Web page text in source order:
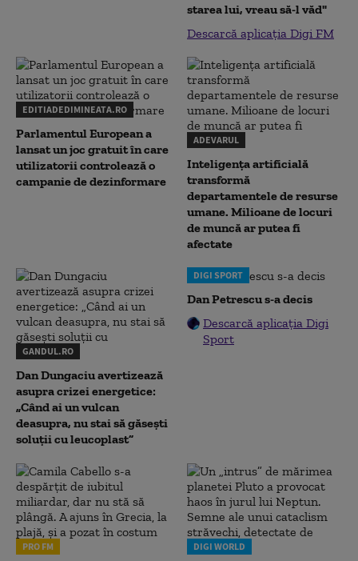
starea lui, vreau să-l văd"
Descarcă aplicația Digi FM
EDITIADEDIMINEATA.RO
Parlamentul European a
lansat un joc gratuit în care
utilizatorii controlează o
campanie de dezinformare
ADEVARUL
Inteligența artificială
transformă
departamentele de resurse
umane. Milioane de locuri
de muncă ar putea fi
afectate
GANDUL.RO
Dan Dungaciu avertizează
asupra crizei energetice:
„Când ai un vulcan
deasupra, nu stai să găsești
soluții cu leucoplast”
DIGI SPORT
Dan Petrescu s-a decis
Descarcă aplicația Digi
Sport
PRO FM DIGI WORLD